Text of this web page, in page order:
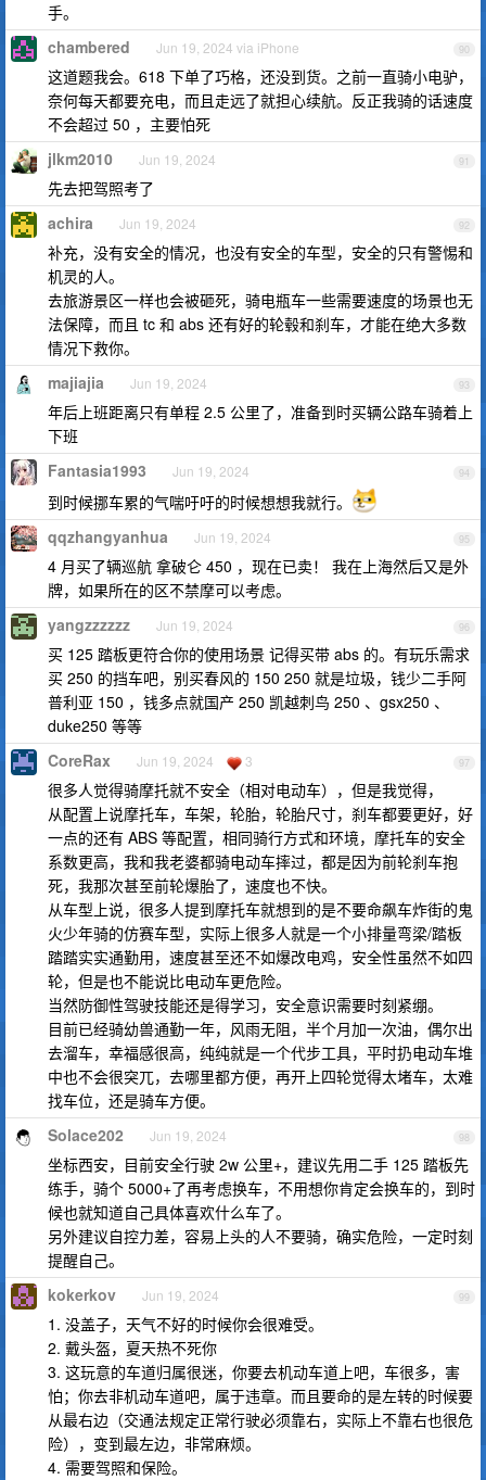
手。
90
chambered Jun 19, 2024 via iPhone
这道题我会。618 下单了巧格，还没到货。之前一直骑小电驴，
奈何每天都要充电，而且走远了就担心续航。反正我骑的话速度
不会超过 50 ，主要怕死
91
jlkm2010 Jun 19, 2024
先去把驾照考了
92
achira Jun 19, 2024
补充，没有安全的情况，也没有安全的车型，安全的只有警惕和
机灵的人。
去旅游景区一样也会被砸死，骑电瓶车一些需要速度的场景也无
法保障，而且 tc 和 abs 还有好的轮毂和刹车，才能在绝大多数
情况下救你。
93
majiajia Jun 19, 2024
年后上班距离只有单程 2.5 公里了，准备到时买辆公路车骑着上
下班
94
Fantasia1993 Jun 19, 2024
到时候挪车累的气喘吁吁的时候想想我就行。
95
qqzhangyanhua Jun 19, 2024
4 月买了辆巡航 拿破仑 450 ，现在已卖！ 我在上海然后又是外
牌，如果所在的区不禁摩可以考虑。
96
yangzzzzzz Jun 19, 2024
买 125 踏板更符合你的使用场景 记得买带 abs 的。有玩乐需求
买 250 的挡车吧，别买春风的 150 250 就是垃圾，钱少二手阿
普利亚 150 ，钱多点就国产 250 凯越刺鸟 250 、gsx250 、
duke250 等等
97
CoreRax Jun 19, 2024 3
很多人觉得骑摩托就不安全（相对电动车），但是我觉得，
从配置上说摩托车，车架，轮胎，轮胎尺寸，刹车都要更好，好
一点的还有 ABS 等配置，相同骑行方式和环境，摩托车的安全
系数更高，我和我老婆都骑电动车摔过，都是因为前轮刹车抱
死，我那次甚至前轮爆胎了，速度也不快。
从车型上说，很多人提到摩托车就想到的是不要命飙车炸街的鬼
火少年骑的仿赛车型，实际上很多人就是一个小排量弯梁/踏板
踏踏实实通勤用，速度甚至还不如爆改电鸡，安全性虽然不如四
轮，但是也不能说比电动车更危险。
当然防御性驾驶技能还是得学习，安全意识需要时刻紧绷。
目前已经骑幼兽通勤一年，风雨无阻，半个月加一次油，偶尔出
去溜车，幸福感很高，纯纯就是一个代步工具，平时扔电动车堆
中也不会很突兀，去哪里都方便，再开上四轮觉得太堵车，太难
找车位，还是骑车方便。
98
Solace202 Jun 19, 2024
坐标西安，目前安全行驶 2w 公里+，建议先用二手 125 踏板先
练手，骑个 5000+了再考虑换车，不用想你肯定会换车的，到时
候也就知道自己具体喜欢什么车了。
另外建议自控力差，容易上头的人不要骑，确实危险，一定时刻
提醒自己。
99
kokerkov Jun 19, 2024
1. 没盖子，天气不好的时候你会很难受。
2. 戴头盔，夏天热不死你
3. 这玩意的车道归属很迷，你要去机动车道上吧，车很多，害
怕；你去非机动车道吧，属于违章。而且要命的是左转的时候要
从最右边（交通法规定正常行驶必须靠右，实际上不靠右也很危
险），变到最左边，非常麻烦。
4. 需要驾照和保险。